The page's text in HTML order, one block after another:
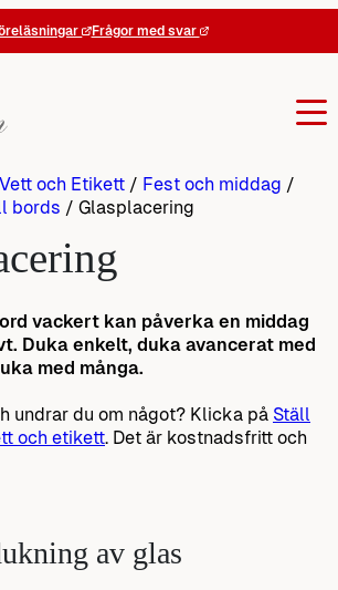
Frågor med svar
och Etikett / Fest och middag /
bords / Glasplacering
vackert kan påverka en middag
Duka enkelt, duka avancerat med
med många.
undrar du om något? Klicka på Ställ
och etikett. Det är kostnadsfritt och
av glas